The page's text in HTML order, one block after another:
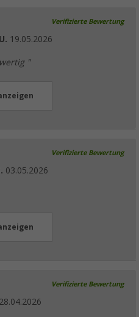
Wasserverteilerblock
(3)
Verifizierte Bewertung
19.05.2026
"
Verifizierte Bewertung
03.05.2026
Verifizierte Bewertung
28.04.2026